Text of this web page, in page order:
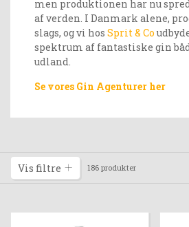
men produktionen har nu
af verden. I Danmark alene,
slags, og vi hos Sprit & Co
spektrum af fantastiske gin
udland.
Se vores Gin Agenturer her
Vis filtre 186 produkter